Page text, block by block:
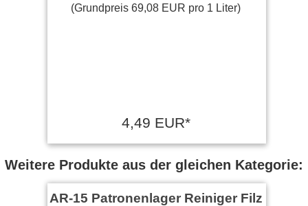
(Grundpreis 69,08 EUR pro 1 Liter)
4,49 EUR*
Weitere Produkte aus der gleichen Kategorie:
AR-15 Patronenlager Reiniger Filz